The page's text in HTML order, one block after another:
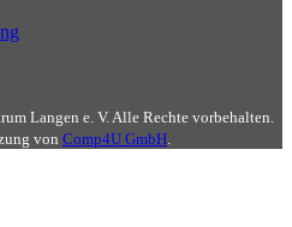
Langen e. V. Alle Rechte vorbehalten.
von Comp4U GmbH